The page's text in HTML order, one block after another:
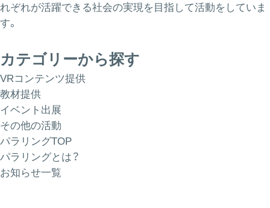
れぞれが活躍できる社会の実現を目指して活動をしていま
す。
カテゴリーから探す
VRコンテンツ提供
教材提供
イベント出展
その他の活動
パラリングTOP
パラリングとは？
お知らせ一覧